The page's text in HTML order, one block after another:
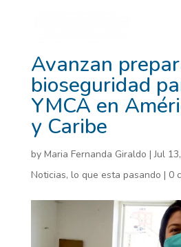
Avanzan
bioseguridad
YMCA en
y Caribe
by Maria Fernanda Giraldo |Jul
Noticias, lo que esta pasando | 0